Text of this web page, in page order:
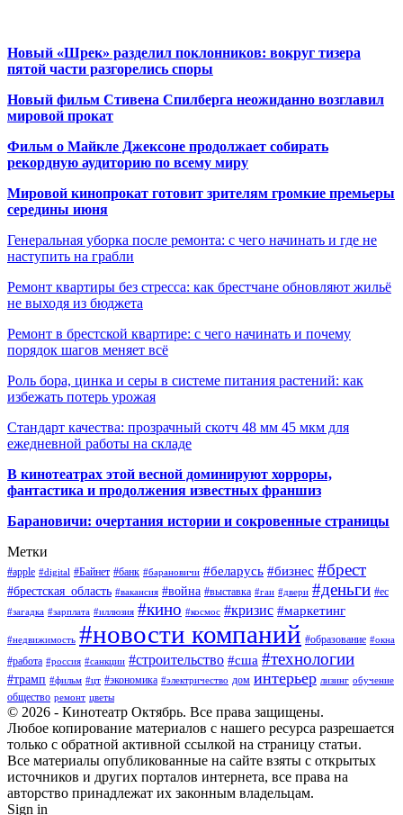
Новый «Шрек» разделил поклонников: вокруг тизера
пятой части разгорелись споры
Новый фильм Стивена Спилберга неожиданно возглавил
мировой прокат
Фильм о Майкле Джексоне продолжает собирать
рекордную аудиторию по всему миру
Мировой кинопрокат готовит зрителям громкие премьеры
середины июня
Генеральная уборка после ремонта: с чего начинать и где не
наступить на грабли
Ремонт квартиры без стресса: как брестчане обновляют жильё
не выходя из бюджета
Ремонт в брестской квартире: с чего начинать и почему
порядок шагов меняет всё
Роль бора, цинка и серы в системе питания растений: как
избежать потерь урожая
Стандарт качества: прозрачный скотч 48 мм 45 мкм для
ежедневной работы на складе
В кинотеатрах этой весной доминируют хорроры,
фантастика и продолжения известных франшиз
Барановичи: очертания истории и сокровенные страницы
Метки
#apple #digital #Байнет #банк #барановичи #беларусь #бизнес #брест
#брестская_область #вакансия #война #выставка #гаи #двери #деньги #ес
#загадка #зарплата #иллюзия #кино #космос #кризис #маркетинг
#недвижимость #новости компаний #образование #окна
#работа #россия #санкции #строительство #сша #технологии
#трамп #фильм #цт #экономика #электричество дом интерьер лизинг обучение
общество ремонт цветы
© 2026 - Кинотеатр Октябрь. Все права защищены.
Любое копирование материалов с нашего ресурса разрешается
только с обратной активной ссылкой на страницу статьи.
Все материалы опубликованные на сайте взяты с открытых
источников и других порталов интернета, все права на
авторство принадлежат их законным владельцам.
Sign in